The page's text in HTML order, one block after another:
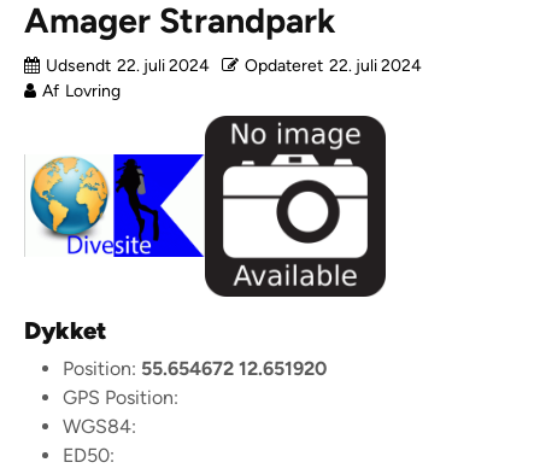
Amager Strandpark
Udsendt 22. juli 2024 Opdateret 22. juli 2024
Af Lovring
Dykket
Position: 55.654672 12.651920
GPS Position:
WGS84:
ED50: